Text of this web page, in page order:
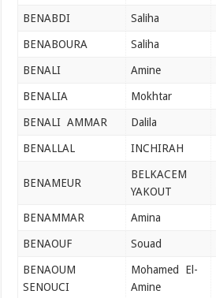
BENABDI Saliha
BENABOURA Saliha
BENALI Amine
BENALIA Mokhtar
BENALI AMMAR Dalila
BENALLAL INCHIRAH
BENAMEUR
BELKACEM
YAKOUT
BENAMMAR Amina
BENAOUF Souad
BENAOUM
SENOUCI
Mohamed El-
Amine